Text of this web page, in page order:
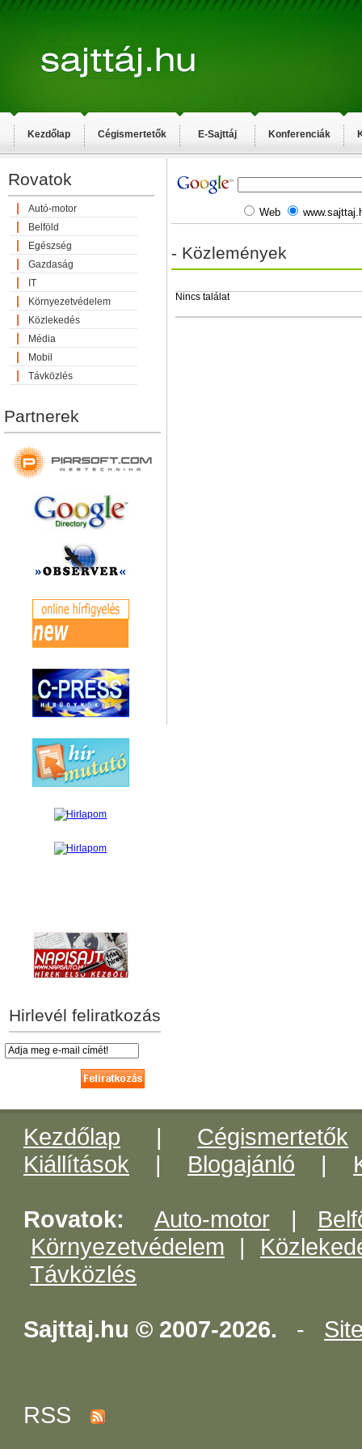
Kezdőlap Cégismertetők E-Sajttáj Konferenciák
Rovatok
Autó-motor
Belföld
Egészség
Gazdaság
IT
Környezetvédelem
Közlekedés
Média
Mobil
Távközlés
Partnerek
Hirlevél feliratkozás
Web
- Közlemények
Nincs találat
Kezdőlap | Cégismertetők
Kiállítások | Blogajánló |
Rovatok: Auto-motor|
Környezetvédelem |
Távközlés
Sajttaj.hu © 2007-2026. -
RSS